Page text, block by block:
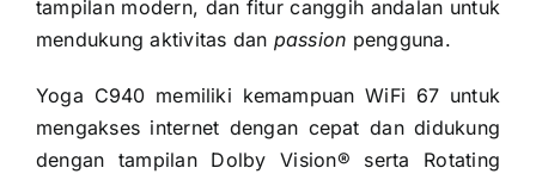
tampilan modern, dan fitur canggih andalan untuk
mendukung aktivitas dan passion pengguna.
Yoga C940 memiliki kemampuan WiFi 67 untuk
mengakses internet dengan cepat dan didukung
dengan tampilan Dolby Vision® serta Rotating